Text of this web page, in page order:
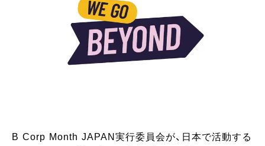
B Corp Month JAPAN実行委員会が、日本で活動する